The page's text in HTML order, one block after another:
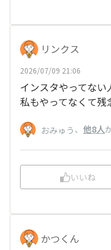
リンクス
2026/07/09 21:06
インスタやってな
私もやってなくて
おみゅう 、 他8人
いいね
かつくん